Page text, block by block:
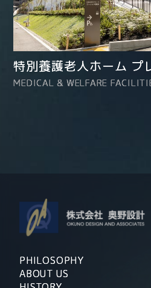
特別養護老人ホーム プ
MEDICAL & WELFARE
PHILOSOPHY
ABOUT US